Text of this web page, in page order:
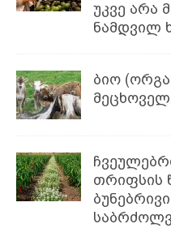
უკვე არა
ნამდვილ
ბიო
თრიფსის